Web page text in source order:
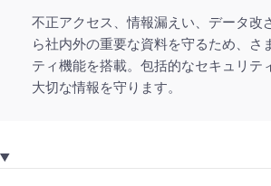
不正アクセス、情報漏えい、データ改
ら社内外の重要な資料を守るため、さ
ティ機能を搭載。包括的なセキュリテ
大切な情報を守ります。